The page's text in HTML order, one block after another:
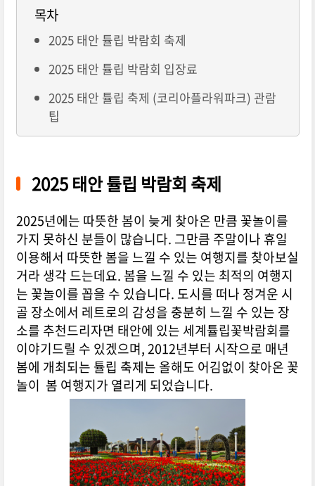
목차
2025 태안 튤립 박람회 축제
2025 태안 튤립 박람회 입장료
2025 태안 튤립 축제 (코리아플라워파크) 관람
팁
2025 태안 튤립 박람회 축제
2025년에는 따뜻한 봄이 늦게 찾아온 만큼 꽃놀이를
가지 못하신 분들이 많습니다. 그만큼 주말이나 휴일
이용해서 따뜻한 봄을 느낄 수 있는 여행지를 찾아보실
거라 생각 드는데요. 봄을 느낄 수 있는 최적의 여행지
는 꽃놀이를 꼽을 수 있습니다. 도시를 떠나 정겨운 시
골 장소에서 레트로의 감성을 충분히 느낄 수 있는 장
소를 추천드리자면 태안에 있는 세계튤립꽃박람회를
이야기드릴 수 있겠으며, 2012년부터 시작으로 매년
봄에 개최되는 튤립 축제는 올해도 어김없이 찾아온 꽃
놀이 봄 여행지가 열리게 되었습니다.